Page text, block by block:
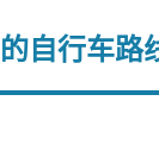
自行车路